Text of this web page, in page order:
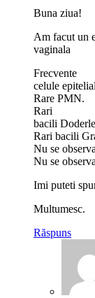
Buna ziua!
Am facut un
vaginala
Frecvente
celule
Rare PMN.
Rari
bacili
Rari bacili
Nu se
Nu se
Imi puteti
Multumesc.
Răspuns